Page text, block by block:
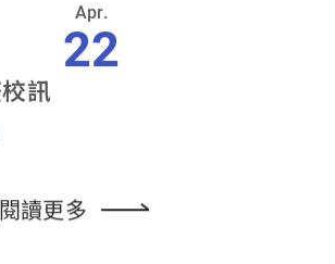
Apr.
22
訊
閱讀更多